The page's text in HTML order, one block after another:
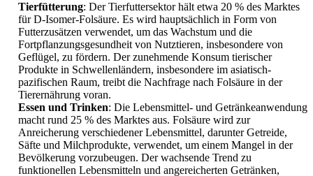
Tierfütterung: Der Tierfuttersektor hält etwa 20 % des Marktes
für D-Isomer-Folsäure. Es wird hauptsächlich in Form von
Futterzusätzen verwendet, um das Wachstum und die
Fortpflanzungsgesundheit von Nutztieren, insbesondere von
Geflügel, zu fördern. Der zunehmende Konsum tierischer
Produkte in Schwellenländern, insbesondere im asiatisch-
pazifischen Raum, treibt die Nachfrage nach Folsäure in der
Tierernährung voran.
Essen und Trinken: Die Lebensmittel- und Getränkeanwendung
macht rund 25 % des Marktes aus. Folsäure wird zur
Anreicherung verschiedener Lebensmittel, darunter Getreide,
Säfte und Milchprodukte, verwendet, um einem Mangel in der
Bevölkerung vorzubeugen. Der wachsende Trend zu
funktionellen Lebensmitteln und angereicherten Getränken,